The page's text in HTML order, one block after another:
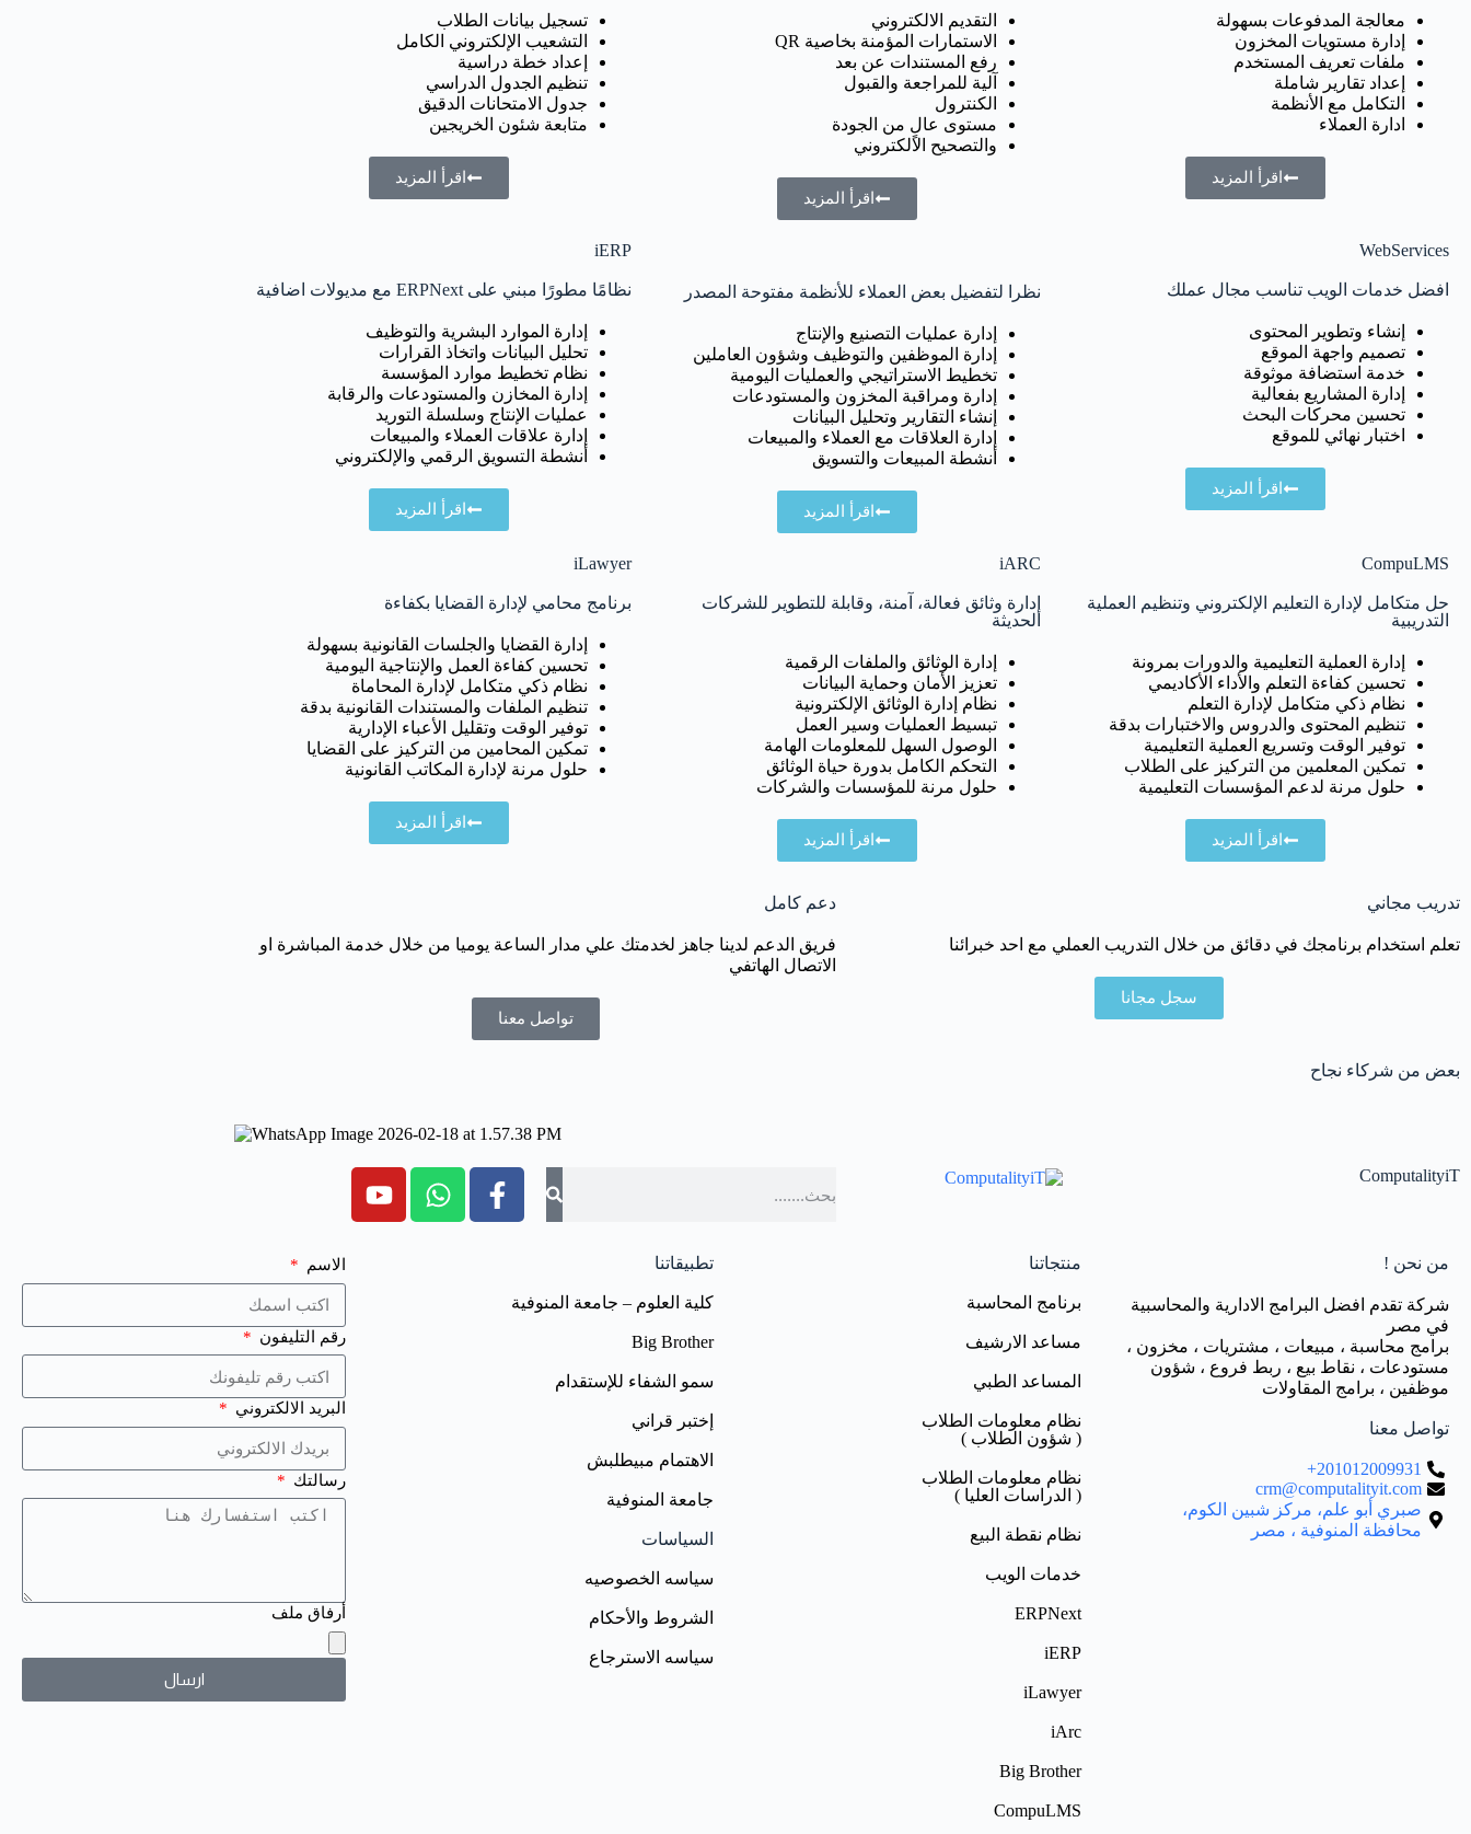
معالجة المدفوعات بسهولة
إدارة مستويات المخزون
ملفات تعريف المستخدم
إعداد تقارير شاملة
التكامل مع الأنظمة
ادارة العملاء
اقرأ المزيد
التقديم الالكتروني
الاستمارات المؤمنة بخاصية QR
رفع المستندات عن بعد
آلية للمراجعة والقبول
الكنترول
مستوى عالٍ من الجودة
والتصحيح الالكتروني
اقرأ المزيد
تسجيل بيانات الطلاب
التشعيب الإلكتروني الكامل
إعداد خطة دراسية
تنظيم الجدول الدراسي
جدول الامتحانات الدقيق
متابعة شئون الخريجين
اقرأ المزيد
WebServices
افضل خدمات الويب تناسب مجال عملك
إنشاء وتطوير المحتوى
تصميم واجهة الموقع
خدمة استضافة موثوقة
إدارة المشاريع بفعالية
تحسين محركات البحث
اختبار نهائي للموقع
اقرأ المزيد
نظرا لتفضيل بعض العملاء للأنظمة مفتوحة المصدر
إدارة عمليات التصنيع والإنتاج
إدارة الموظفين والتوظيف وشؤون العاملين
تخطيط الاستراتيجي والعمليات اليومية
إدارة ومراقبة المخزون والمستودعات
إنشاء التقارير وتحليل البيانات
إدارة العلاقات مع العملاء والمبيعات
أنشطة المبيعات والتسويق
اقرأ المزيد
iERP
نظامًا مطورًا مبني على ERPNext مع مديولات اضافية
إدارة الموارد البشرية والتوظيف
تحليل البيانات واتخاذ القرارات
نظام تخطيط موارد المؤسسة
إدارة المخازن والمستودعات والرقابة
عمليات الإنتاج وسلسلة التوريد
إدارة علاقات العملاء والمبيعات
أنشطة التسويق الرقمي والإلكتروني
اقرأ المزيد
CompuLMS
حل متكامل لإدارة التعليم الإلكتروني وتنظيم العملية
التدريبية
إدارة العملية التعليمية والدورات بمرونة
تحسين كفاءة التعلم والأداء الأكاديمي
نظام ذكي متكامل لإدارة التعلم
تنظيم المحتوى والدروس والاختبارات بدقة
توفير الوقت وتسريع العملية التعليمية
تمكين المعلمين من التركيز على الطلاب
حلول مرنة لدعم المؤسسات التعليمية
اقرأ المزيد
iARC
إدارة وثائق فعالة، آمنة، وقابلة للتطوير للشركات
الحديثة
إدارة الوثائق والملفات الرقمية
تعزيز الأمان وحماية البيانات
نظام إدارة الوثائق الإلكترونية
تبسيط العمليات وسير العمل
الوصول السهل للمعلومات الهامة
التحكم الكامل بدورة حياة الوثائق
حلول مرنة للمؤسسات والشركات
اقرأ المزيد
iLawyer
برنامج محامي لإدارة القضايا بكفاءة
إدارة القضايا والجلسات القانونية بسهولة
تحسين كفاءة العمل والإنتاجية اليومية
نظام ذكي متكامل لإدارة المحاماة
تنظيم الملفات والمستندات القانونية بدقة
توفير الوقت وتقليل الأعباء الإدارية
تمكين المحامين من التركيز على القضايا
حلول مرنة لإدارة المكاتب القانونية
اقرأ المزيد
تدريب مجاني
تعلم استخدام برنامجك في دقائق من خلال التدريب العملي مع احد خبرائنا
سجل مجانا
دعم كامل
فريق الدعم لدينا جاهز لخدمتك علي مدار الساعة يوميا من خلال خدمة المباشرة او
الاتصال الهاتفي
تواصل معنا
بعض من شركاء نجاح
ComputalityiT
من نحن !
شركة تقدم افضل البرامج الادارية والمحاسبية
في مصر
برامج محاسبة ، مبيعات ، مشتريات ، مخزون ،
مستودعات ، نقاط بيع ، ربط فروع ، شؤون
موظفين ، برامج المقاولات
تواصل معنا
201012009931+
crm@computalityit.com
صبري أبو علم، مركز شبين الكوم،
محافظة المنوفية ، مصر
منتجاتنا
برنامج المحاسبة
مساعد الارشيف
المساعد الطبي
نظام معلومات الطلاب
( شؤون الطلاب )
نظام معلومات الطلاب
( الدراسات العليا )
نظام نقطة البيع
خدمات الويب
ERPNext
iERP
iLawyer
iArc
Big Brother
CompuLMS
تطبيقاتنا
كلية العلوم – جامعة المنوفية
Big Brother
سمو الشفاء للإستقدام
إختبر قراني
الاهتمام مبيطلبش
جامعة المنوفية
السياسات
سياسه الخصوصيه
الشروط والأحكام
سياسه الاسترجاع
الاسم
رقم التليفون
البريد الالكتروني
رسالتك
أرفاق ملف
ارسال